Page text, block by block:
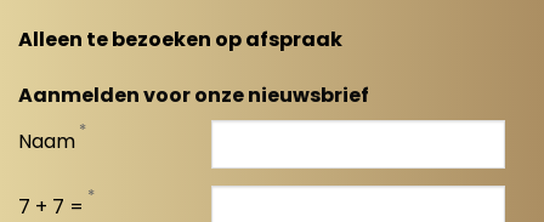
Alleen te bezoeken op afspraak
Aanmelden voor onze nieuwsbrief
Naam *
7 + 7 = *